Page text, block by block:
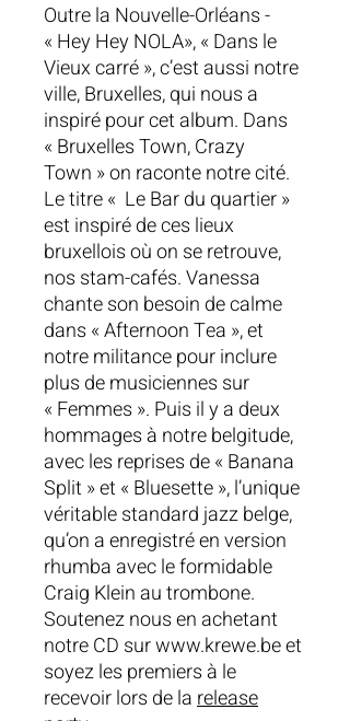
Outre la Nouvelle-Orléans -
« Hey Hey NOLA», « Dans le
Vieux carré », c’est aussi notre
ville, Bruxelles, qui nous a
inspiré pour cet album. Dans
« Bruxelles Town, Crazy
Town » on raconte notre cité.
Le titre « Le Bar du quartier »
est inspiré de ces lieux
bruxellois où on se retrouve,
nos stam-cafés. Vanessa
chante son besoin de calme
dans « Afternoon Tea », et
notre militance pour inclure
plus de musiciennes sur
« Femmes ». Puis il y a deux
hommages à notre belgitude,
avec les reprises de « Banana
Split » et « Bluesette », l’unique
véritable standard jazz belge,
qu’on a enregistré en version
rhumba avec le formidable
Craig Klein au trombone.
Soutenez nous en achetant
notre CD sur www.krewe.be et
soyez les premiers à le
recevoir lors de larelease